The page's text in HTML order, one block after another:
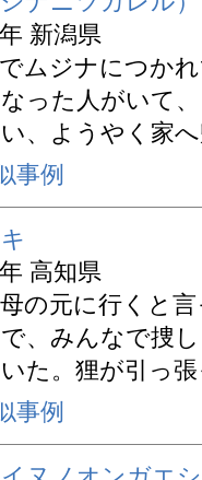
新潟県
ムジナにつか
った人がいて
、ようやく家
事例
高知県
の元に行くと
、みんなで捜
た。狸が引っ
事例